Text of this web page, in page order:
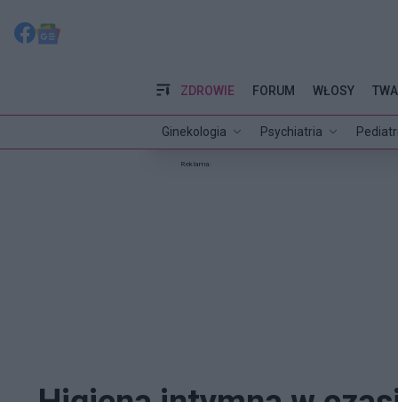
ZDROWIE
Ginekologia Psychiatria
FORUM WŁOSY
Reklama: